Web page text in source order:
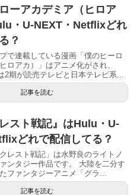
ーアカデミア（ヒロア
・U-NEXT・Netflixどれ
？
で連載している漫画「僕のヒーロ
ロアカ）」はアニメ化がされ、
2期が読売テレビと日本テレビ系...
記事を読む
レスト戦記』はHulu・U-
どれで配信してる？
レスト戦記」は水野良のライトノ
ンタジー作品です。 大陸を二分す
ファンタジーアニメ「グラ...
記事を読む